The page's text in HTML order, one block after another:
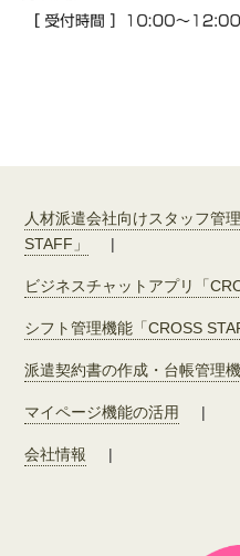
人材派遣会社向けスタッフ管
STAFF」
|
ビジネスチャットアプリ「
シフト管理機能「CROSS
派遣契約書の作成・台帳管理
マイページ機能の活用 |
会社情報 |